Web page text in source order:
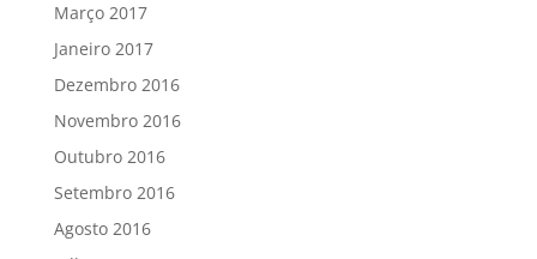
Março 2017
Janeiro 2017
Dezembro 2016
Novembro 2016
Outubro 2016
Setembro 2016
Agosto 2016